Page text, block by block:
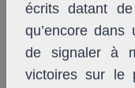
écrits datant
qu’encore
de signaler à
victoires sur le